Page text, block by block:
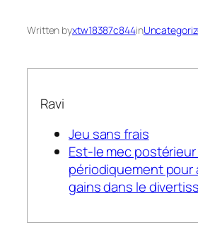
Written byxtw18387c844in
Ravi
Jeu sans frais
Est-le mec postérieur
périodiquement pour
gains dans le